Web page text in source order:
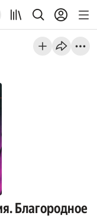
Благородное